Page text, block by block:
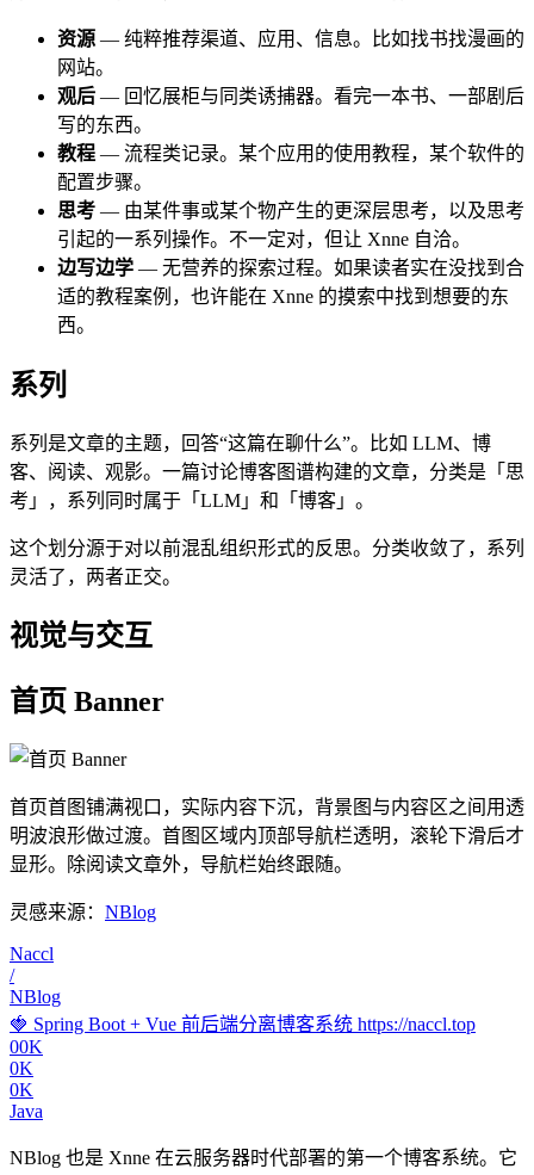
资源 — 纯粹推荐渠道、应用、信息。比如找书找漫画的
网站。
观后 — 回忆展柜与同类诱捕器。看完一本书、一部剧后
写的东西。
教程 — 流程类记录。某个应用的使用教程，某个软件的
配置步骤。
思考 — 由某件事或某个物产生的更深层思考，以及思考
引起的一系列操作。不一定对，但让 Xnne 自洽。
边写边学 — 无营养的探索过程。如果读者实在没找到合
适的教程案例，也许能在 Xnne 的摸索中找到想要的东
西。
系列
系列是文章的主题，回答“这篇在聊什么”。比如 LLM、博
客、阅读、观影。一篇讨论博客图谱构建的文章，分类是「思
考」，系列同时属于「LLM」和「博客」。
这个划分源于对以前混乱组织形式的反思。分类收敛了，系列
灵活了，两者正交。
视觉与交互
首页 Banner
首页首图铺满视口，实际内容下沉，背景图与内容区之间用透
明波浪形做过渡。首图区域内顶部导航栏透明，滚轮下滑后才
显形。除阅读文章外，导航栏始终跟随。
灵感来源： NBlog
Naccl
/
NBlog
🍓 Spring Boot + Vue 前后端分离博客系统 https://naccl.top
00K
0K
0K
Java
NBlog 也是 Xnne 在云服务器时代部署的第一个博客系统。它